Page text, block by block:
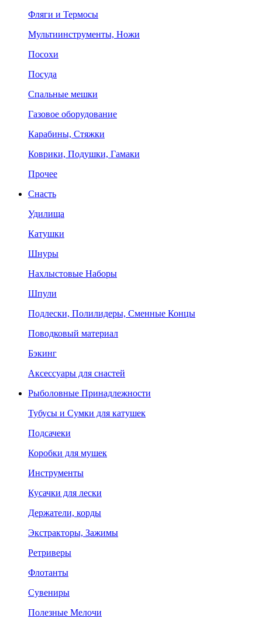
Фляги и Термосы
Мультиинструменты, Ножи
Посохи
Посуда
Спальные мешки
Газовое оборудование
Карабины, Стяжки
Коврики, Подушки, Гамаки
Прочее
Снасть
Удилища
Катушки
Шнуры
Нахлыстовые Наборы
Шпули
Подлески, Полилидеры, Сменные Концы
Поводковый материал
Бэкинг
Аксессуары для снастей
Рыболовные Принадлежности
Тубусы и Сумки для катушек
Подсачеки
Коробки для мушек
Инструменты
Кусачки для лески
Держатели, корды
Экстракторы, Зажимы
Ретриверы
Флотанты
Сувениры
Полезные Мелочи